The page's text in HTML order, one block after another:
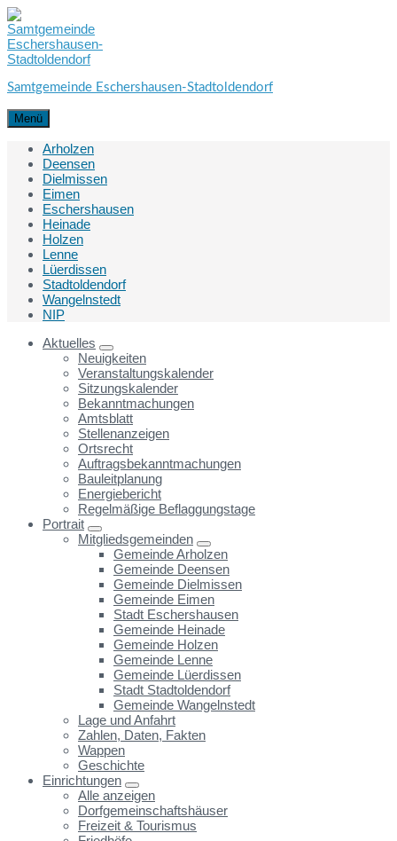
Skip
to
content
Skip
to
main
navigation
Skip
to
footer
Samtgemeinde Eschershausen-Stadtoldendorf
Menü
Arholzen
Deensen
Dielmissen
Eimen
Eschershausen
Heinade
Holzen
Lenne
Lüerdissen
Stadtoldendorf
Wangelnstedt
NIP
Aktuelles
Neuigkeiten
Veranstaltungskalender
Sitzungskalender
Bekanntmachungen
Amtsblatt
Stellenanzeigen
Ortsrecht
Auftragsbekanntmachungen
Bauleitplanung
Energiebericht
Regelmäßige Beflaggungstage
Portrait
Mitgliedsgemeinden
Gemeinde Arholzen
Gemeinde Deensen
Gemeinde Dielmissen
Gemeinde Eimen
Stadt Eschershausen
Gemeinde Heinade
Gemeinde Holzen
Gemeinde Lenne
Gemeinde Lüerdissen
Stadt Stadtoldendorf
Gemeinde Wangelnstedt
Lage und Anfahrt
Zahlen, Daten, Fakten
Wappen
Geschichte
Einrichtungen
Alle anzeigen
Dorfgemeinschaftshäuser
Freizeit & Tourismus